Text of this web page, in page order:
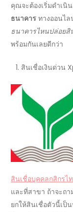
คุณจะต้องเริ่มดำเนิ
ธนาคาร ทางออนไล
ธนาคารไหนปล่อยสิ
พร้อมกันเลยดีกว่า
สินเชื่อเงินด่วน
สินเชื่อบุคคลกสิกรไ
และที่สาขา ถ้าจะถา
ยกให้สินเชื่อตัวนี้เป็